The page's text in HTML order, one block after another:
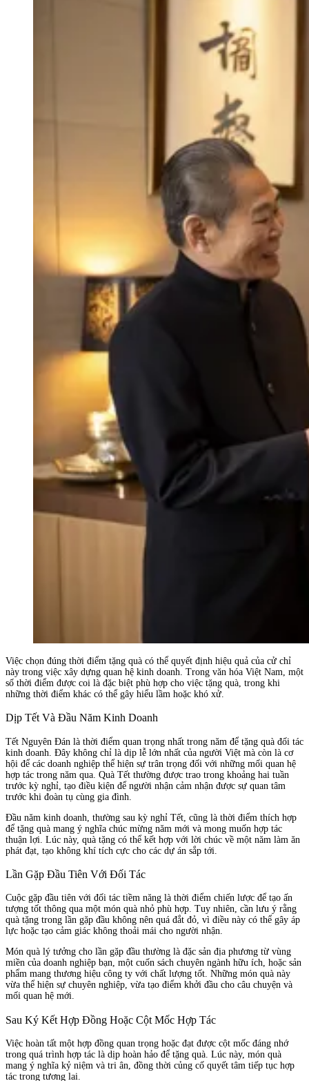
Việc chọn đúng thời điểm tặng quà có thể quyết định hiệu quả của cử chỉ
này trong việc xây dựng quan hệ kinh doanh. Trong văn hóa Việt Nam, một
số thời điểm được coi là đặc biệt phù hợp cho việc tặng quà, trong khi
những thời điểm khác có thể gây hiểu lầm hoặc khó xử.
Dịp Tết Và Đầu Năm Kinh Doanh
Tết Nguyên Đán là thời điểm quan trọng nhất trong năm để tặng quà đối tác
kinh doanh. Đây không chỉ là dịp lễ lớn nhất của người Việt mà còn là cơ
hội để các doanh nghiệp thể hiện sự trân trọng đối với những mối quan hệ
hợp tác trong năm qua. Quà Tết thường được trao trong khoảng hai tuần
trước kỳ nghỉ, tạo điều kiện để người nhận cảm nhận được sự quan tâm
trước khi đoàn tụ cùng gia đình.
Đầu năm kinh doanh, thường sau kỳ nghỉ Tết, cũng là thời điểm thích hợp
để tặng quà mang ý nghĩa chúc mừng năm mới và mong muốn hợp tác
thuận lợi. Lúc này, quà tặng có thể kết hợp với lời chúc về một năm làm ăn
phát đạt, tạo không khí tích cực cho các dự án sắp tới.
Lần Gặp Đầu Tiên Với Đối Tác
Cuộc gặp đầu tiên với đối tác tiềm năng là thời điểm chiến lược để tạo ấn
tượng tốt thông qua một món quà nhỏ phù hợp. Tuy nhiên, cần lưu ý rằng
quà tặng trong lần gặp đầu không nên quá đắt đỏ, vì điều này có thể gây áp
lực hoặc tạo cảm giác không thoải mái cho người nhận.
Món quà lý tưởng cho lần gặp đầu thường là đặc sản địa phương từ vùng
miền của doanh nghiệp bạn, một cuốn sách chuyên ngành hữu ích, hoặc sản
phẩm mang thương hiệu công ty với chất lượng tốt. Những món quà này
vừa thể hiện sự chuyên nghiệp, vừa tạo điểm khởi đầu cho câu chuyện và
mối quan hệ mới.
Sau Ký Kết Hợp Đồng Hoặc Cột Mốc Hợp Tác
Việc hoàn tất một hợp đồng quan trọng hoặc đạt được cột mốc đáng nhớ
trong quá trình hợp tác là dịp hoàn hảo để tặng quà. Lúc này, món quà
mang ý nghĩa kỷ niệm và tri ân, đồng thời củng cố quyết tâm tiếp tục hợp
tác trong tương lai.